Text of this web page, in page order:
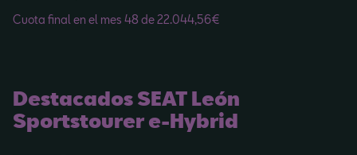
Cuota final en el mes 48 de 22.044,56€
Destacados SEAT León
Sportstourer e-Hybrid